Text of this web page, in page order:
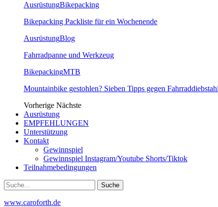
AusrüstungBikepacking
Bikepacking Packliste für ein Wochenende
AusrüstungBlog
Fahrradpanne und Werkzeug
BikepackingMTB
Mountainbike gestohlen? Sieben Tipps gegen Fahrraddiebstahl
Vorherige Nächste
Ausrüstung
EMPFEHLUNGEN
Unterstützung
Kontakt
Gewinnspiel
Gewinnspiel Instagram/Youtube Shorts/Tiktok
Teilnahmebedingungen
www.caroforth.de